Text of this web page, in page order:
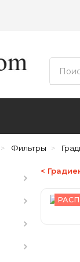
Фильтры
<